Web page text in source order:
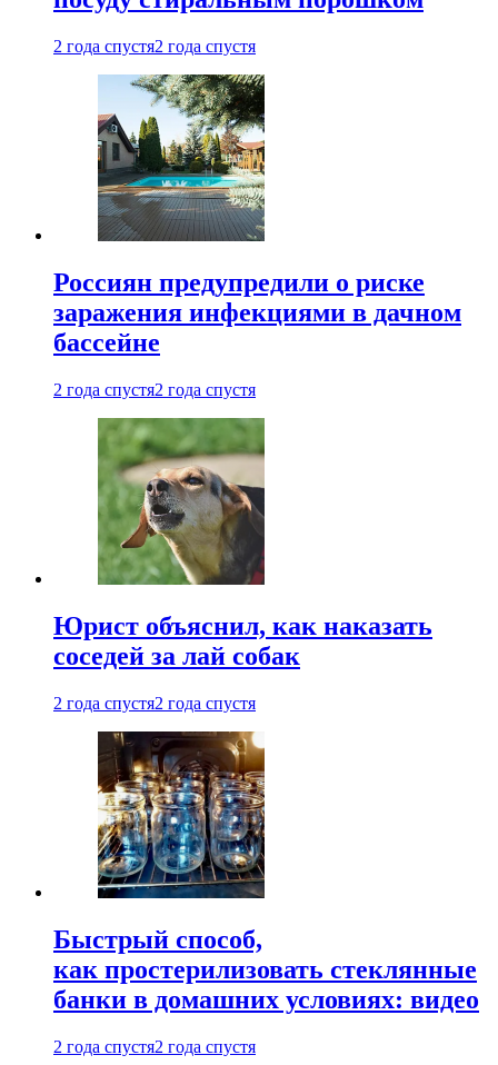
2 года спустя2 года спустя
Россиян предупредили о риске
заражения инфекциями в дачном
бассейне
2 года спустя2 года спустя
Юрист объяснил, как наказать
соседей за лай собак
2 года спустя2 года спустя
Быстрый способ,
как простерилизовать стеклянные
банки в домашних условиях: видео
2 года спустя2 года спустя